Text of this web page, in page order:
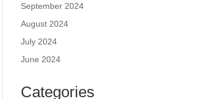
September 2024
August 2024
July 2024
June 2024
Categories